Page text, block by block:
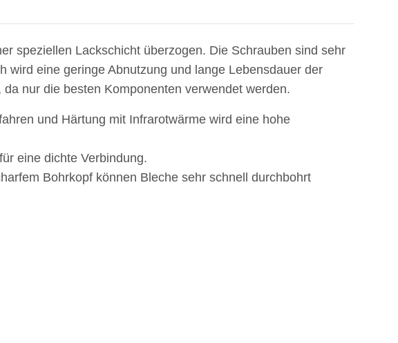
speziellen Lackschicht überzogen. Die Schrauben sind sehr
wird eine geringe Abnutzung und lange Lebensdauer der
nur die besten Komponenten verwendet werden.
und Härtung mit Infrarotwärme wird eine hohe
eine dichte Verbindung.
Bohrkopf können Bleche sehr schnell durchbohrt